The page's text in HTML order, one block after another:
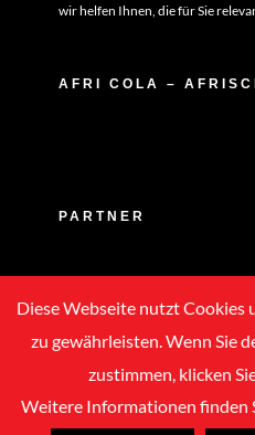
wir helfen Ihnen, die für Sie
AFRI COLA –
PARTNER
Diese Webseite nutzt
zu gewährleisten. Wenn Sie
zustimmen, klicken
Weitere Informationen finden